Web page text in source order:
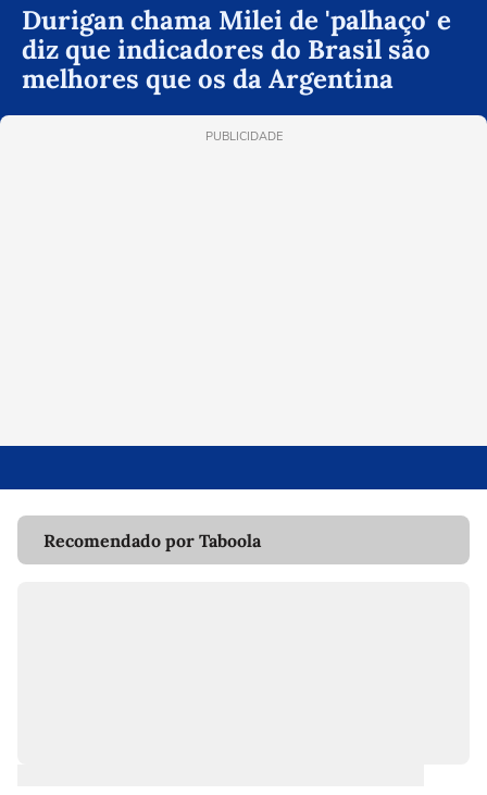
Durigan chama Milei de 'palhaço' e
diz que indicadores do Brasil são
melhores que os da Argentina
PUBLICIDADE
Recomendado por Taboola